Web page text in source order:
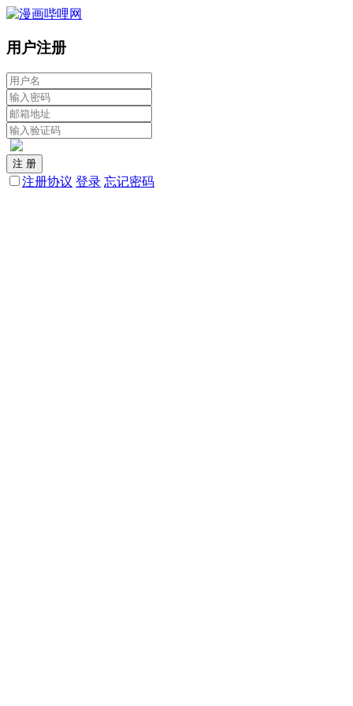
用户注册
注 册
注册协议 登录 忘记密码